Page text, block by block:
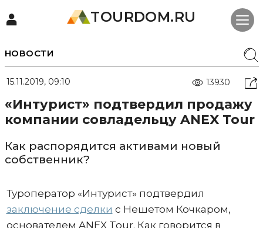
TOURDOM.RU
НОВОСТИ
15.11.2019, 09:10 13930
«Интурист» подтвердил продажу
компании совладельцу ANEX Tour
Как распорядится активами новый
собственник?
Туроператор «Интурист» подтвердил
заключение сделки с Нешетом Кочкаром,
основателем ANEX Tour. Как говорится в